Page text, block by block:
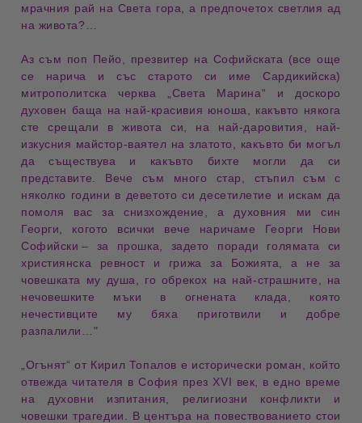
мрачния рай на Света гора , а предпочетох светлия ад
на живота?…
Аз съм поп Пейо
, презвитер на Софийската (все още
се нарича и със старото си име Сардикийска)
митрополитска черква „ Света Марина“ и доскоро
духовен баща на най-красивия юноша, какъвто някога
сте срещали в живота си, на най-даровития, най-
изкусния майстор-ваятел на златото
, какъвто би могъл
да съществува и какъвто бихте могли да си
представите. Вече съм много стар
, стъпил съм с
няколко години в деветото си десетилетие и искам да
помоля вас за снизхождение
, а духовния ми син
Георги, когото всички вече наричаме Георги Нови
Софийски – за прошка, задето поради голямата си
християнска ревност и грижа за Божията, а не за
нечовешките мъки в огнената клада
, която
нечестивците му бяха приготвили и добре
разпалили…"
„Огънят“ от Кирил Топалов е исторически роман
, който
отвежда читателя вСофия през XVI век , в едно време
на духовни изпитания, религиозни конфликти и
човешки трагедии. В центъра на повествованието стои